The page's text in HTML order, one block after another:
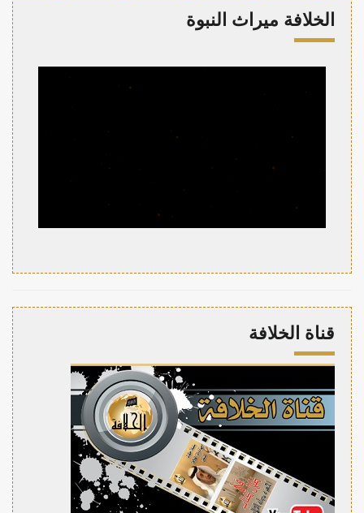
الخلافة ميراث النبوة
قناة الخلافة